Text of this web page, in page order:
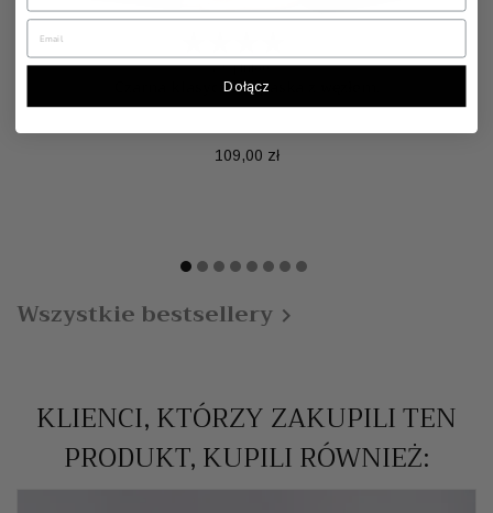
7 Opinia(e)
Czarna klasyczna opaska z węzłem.
Cena
109,00 zł
Wszystkie bestsellery 
KLIENCI, KTÓRZY ZAKUPILI TEN
PRODUKT, KUPILI RÓWNIEŻ:
Dołącz